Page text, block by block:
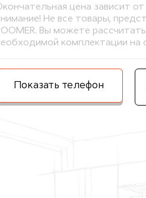
цена зависит
Не все товары,
Вы можете
комплектации на
Показать телефон